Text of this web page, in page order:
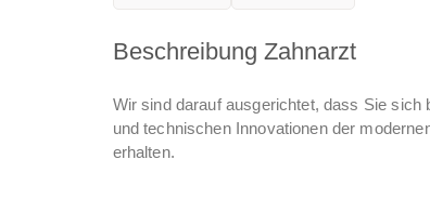
Beschreibung Zahnarzt
Wir sind darauf ausgerichtet, dass Sie sich
und technischen Innovationen der
erhalten.